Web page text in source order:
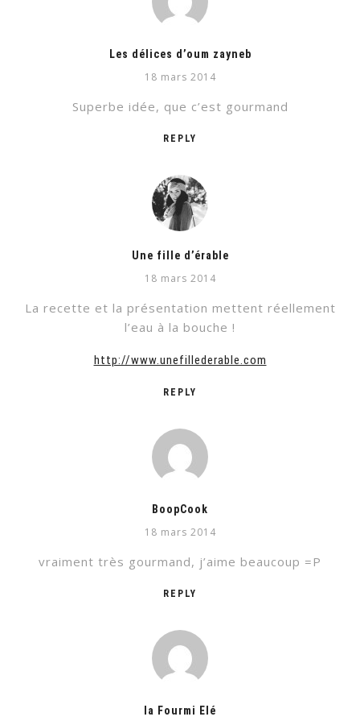
Les délices d’oum zayneb
18 mars 2014
REPLY
Superbe idée, que c’est gourmand
Une fille d’érable
18 mars 2014
REPLY
La recette et la présentation mettent réellement
l’eau à la bouche !
http://www.unefillederable.com
BoopCook
18 mars 2014
REPLY
vraiment très gourmand, j’aime beaucoup =P
la Fourmi Elé